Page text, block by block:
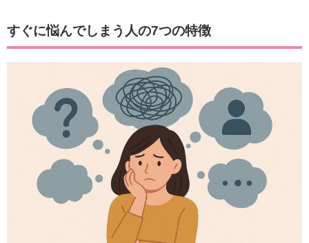
すぐに悩んでしまう人の7つの特徴